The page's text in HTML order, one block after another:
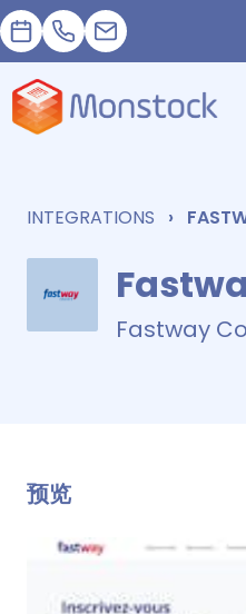
預約 +33 1 83 62 25 41
INTEGRATIONS
Fastway
预览